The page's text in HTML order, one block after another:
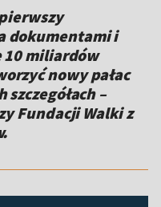
dokumentami i
10 miliardów
nowy pałac
–
Fundacji Walki z